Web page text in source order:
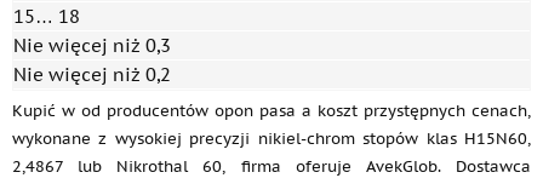
15… 18
Nie więcej niż 0,3
Nie więcej niż 0,2
Kupić w od producentów opon pasa a koszt przystępnych cenach,
wykonane z wysokiej precyzji nikiel-chrom stopów klas H15N60,
2,4867 lub Nikrothal 60, firma oferuje AvekGlob. Dostawca